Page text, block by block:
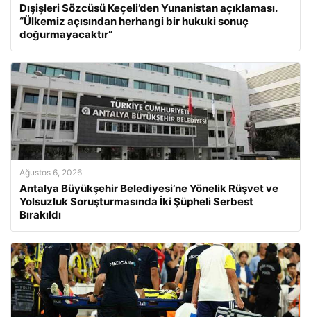
Dışişleri Sözcüsü Keçeli’den Yunanistan açıklaması.
“Ülkemiz açısından herhangi bir hukuki sonuç
doğurmayacaktır”
Ağustos 6, 2026
Antalya Büyükşehir Belediyesi’ne Yönelik Rüşvet ve
Yolsuzluk Soruşturmasında İki Şüpheli Serbest
Bırakıldı